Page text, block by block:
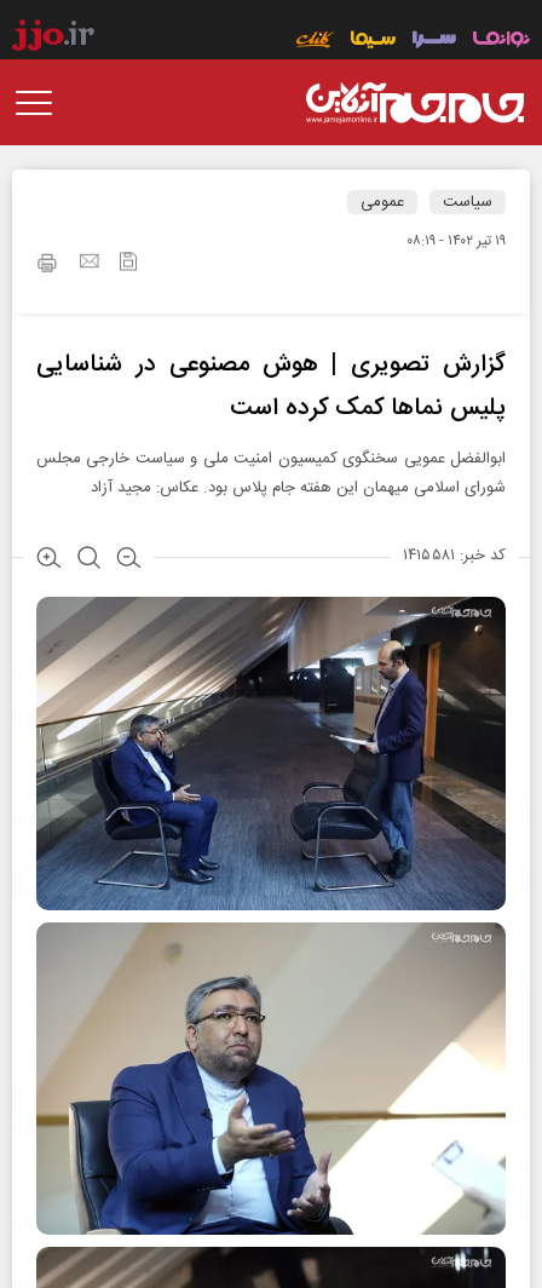
سیاست عمومی
۱۹ تير ۱۴۰۲ - ۰۸:۱۹
گزارش تصویری | هوش مصنوعی در شناسایی
پلیس نماها کمک کرده است
ابوالفضل عمویی سخنگوی کمیسیون امنیت ملی و سیاست خارجی مجلس
شورای اسلامی میهمان این هفته جام پلاس بود. عکاس: مجید آزاد
کد خبر: ۱۴۱۵۵۸۱